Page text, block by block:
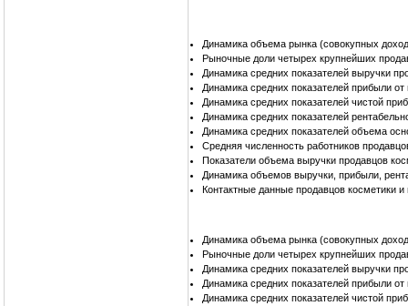
Динамика объема рынка (совокупных
Рыночные доли четырех крупнейших
Динамика средних показателей выручки
Динамика средних показателей прибыли
Динамика средних показателей чистой
Динамика средних показателей
Динамика средних показателей объема
Средняя численность работников
Показатели объема выручки продавцов
Динамика объемов выручки, прибыли,
Контактные данные продавцов косметики
Динамика объема рынка (совокупных
Рыночные доли четырех крупнейших
Динамика средних показателей выручки
Динамика средних показателей прибыли
Динамика средних показателей чистой